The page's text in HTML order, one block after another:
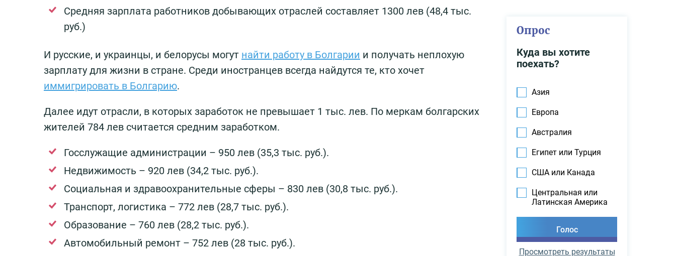
Средняя зарплата работников добывающих отраслей составляет 1300 лев (48,4 тыс.
руб.)
И русские, и украинцы, и белорусы могут найти работу в Болгарии и получать неплохую
зарплату для жизни в стране. Среди иностранцев всегда найдутся те, кто хочет
иммигрировать в Болгарию.
Далее идут отрасли, в которых заработок не превышает 1 тыс. лев. По меркам болгарских
жителей 784 лев считается средним заработком.
Госслужащие администрации – 950 лев (35,3 тыс. руб.).
Недвижимость – 920 лев (34,2 тыс. руб.).
Социальная и здравоохранительные сферы – 830 лев (30,8 тыс. руб.).
Транспорт, логистика – 772 лев (28,7 тыс. руб.).
Образование – 760 лев (28,2 тыс. руб.).
Автомобильный ремонт – 752 лев (28 тыс. руб.).
Опрос
Куда вы хотите
поехать?
Азия
Европа
Австралия
Египет или Турция
США или Канада
Центральная или
Латинская Америка
Просмотреть результаты